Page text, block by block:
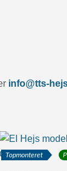
info@tts-
Topmonteret